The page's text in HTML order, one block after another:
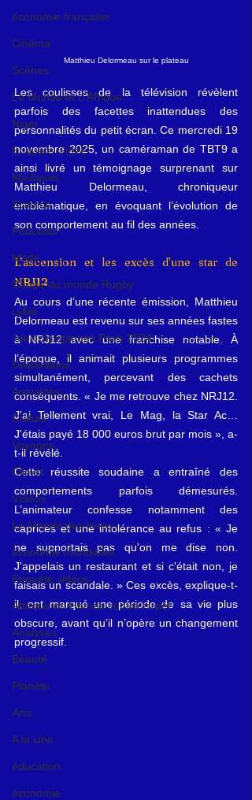
économie française
Cinéma
Scènes
Le Monde et L'Afrique
Niger
Enquête d'idée
Musiques
Science
Podcasts
Mode
Coupe du monde Rugby
Lybie
Jeux olympiques Paris 2024
Disparitions
Actualités
Culture
Voyages
Climat
Vidéos
Le Monde des livres
économie mondiales
Enquête vidéos
Attaque du Hamas contre Israël
Analyses
Beauté
Planète
Arts
A la Une
éducation
économie
Matthieu Delormeau sur le plateau
Les coulisses de la télévision révèlent
parfois des facettes inattendues des
personnalités du petit écran. Ce mercredi 19
novembre 2025, un caméraman de TBT9 a
ainsi livré un témoignage surprenant sur
Matthieu Delormeau, chroniqueur
emblématique, en évoquant l’évolution de
son comportement au fil des années.
L’ascension et les excès d’une star de
NRJ12
Au cours d’une récente émission, Matthieu
Delormeau est revenu sur ses années fastes
à NRJ12 avec une franchise notable. À
l’époque, il animait plusieurs programmes
simultanément, percevant des cachets
conséquents. « Je me retrouve chez NRJ12.
J'ai Tellement vrai, Le Mag, la Star Ac…
J'étais payé 18 000 euros brut par mois », a-
t-il révélé.
Cette réussite soudaine a entraîné des
comportements parfois démesurés.
L’animateur confesse notamment des
caprices et une intolérance au refus : « Je
ne supportais pas qu'on me dise non.
J'appelais un restaurant et si c'était non, je
faisais un scandale. » Ces excès, explique-t-
il, ont marqué une période de sa vie plus
obscure, avant qu’il n’opère un changement
progressif.